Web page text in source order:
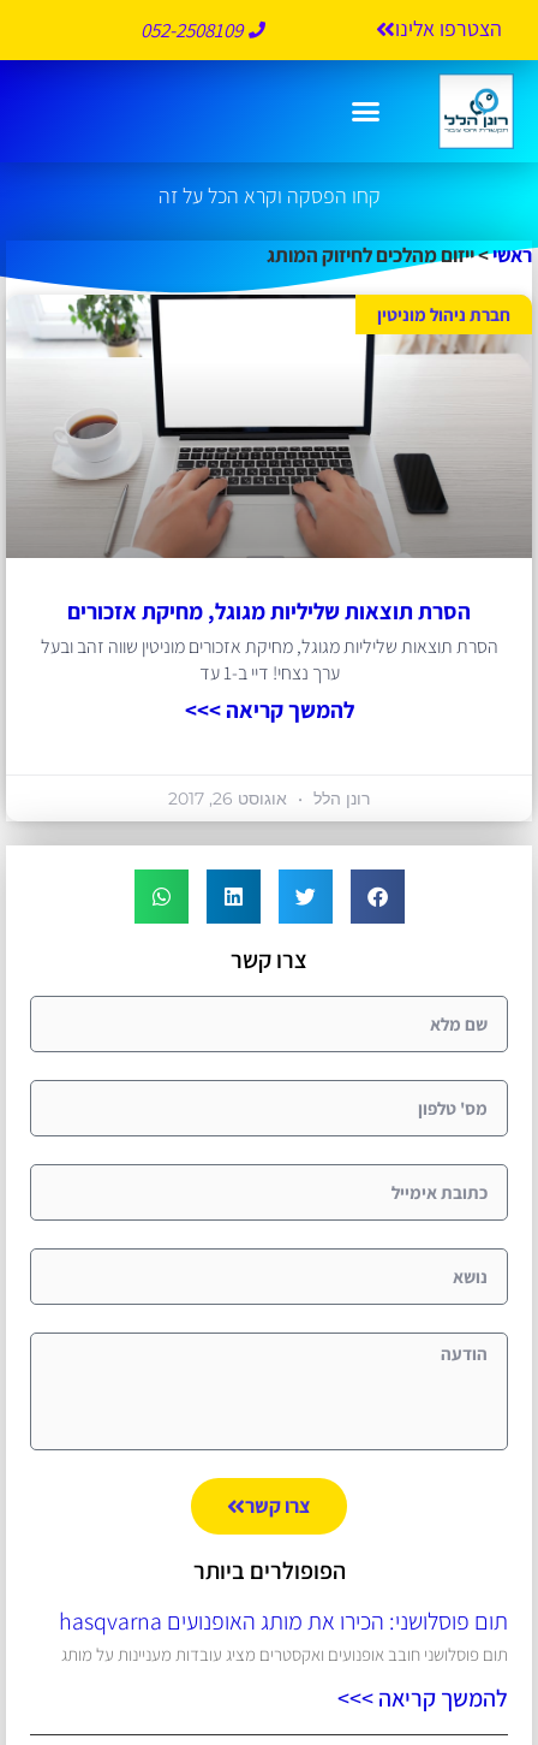
הצטרפו אלינו 052-2508109
ייזום מהלכים לחיזוק המותג
קחו הפסקה וקרא הכל על זה
ראשי>ייזום מהלכים לחיזוק המותג
חברת ניהול מוניטין
הסרת תוצאות שליליות מגוגל, מחיקת אזכורים
הסרת תוצאות שליליות מגוגל, מחיקת אזכורים מוניטין שווה זהב ובעל
ערך נצחי! דיי ב-1 עד
להמשך קריאה >>>
רונן הלל אוגוסט 26, 2017
צרו קשר
צרו קשר
הפופולרים ביותר
תום פוסלושני: הכירו את מותג האופנועים hasqvarna
תום פוסלושני חובב אופנועים ואקסטרים מציג עובדות מעניינות על מותג
להמשך קריאה >>>